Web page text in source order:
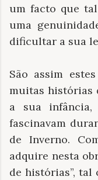
um facto que
uma
dificultar a sua
São assim
muitas histórias
a sua
fascinavam
de Inverno.
adquire nesta
de histórias”, tal